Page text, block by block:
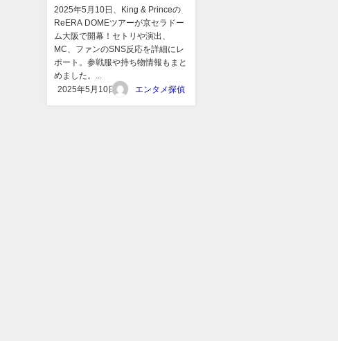
2025年5月10日、King & Princeの
ReERA DOMEツアーが京セラドー
ム大阪で開幕！セトリや演出、
MC、ファンのSNS反応を詳細にレ
ポート。参戦服や持ち物情報もまと
めました。...
2025年5月10日
エンタメ探偵